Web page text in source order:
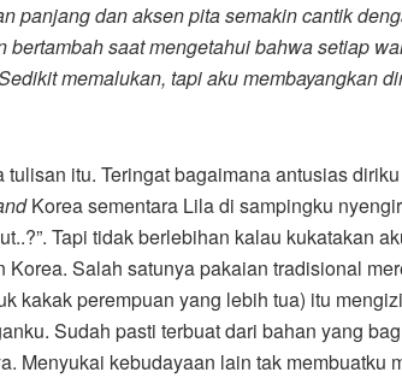
panjang dan aksen pita semakin cantik
bertambah saat mengetahui bahwa setiap
memalukan, tapi aku membayangkan
itu. Teringat bagaimana antusias
dKorea sementara Lila di sampingku
Tapi tidak berlebihan kalau kukatakan
Salah satunya pakaian tradisional
kakak perempuan yang lebih tua) itu
Sudah pasti terbuat dari bahan yang
Menyukai kebudayaan lain tak membuatku